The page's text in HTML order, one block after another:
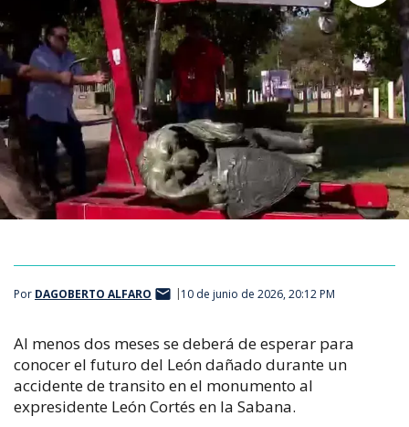
Por DAGOBERTO ALFARO 10 de junio de 2026, 20:12 PM
Al menos dos meses se deberá de esperar para
conocer el futuro del León dañado durante un
accidente de transito en el monumento al
expresidente León Cortés en la Sabana.